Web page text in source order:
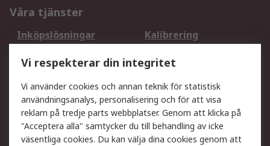
Våra tjänster
Inköpslösningar
Kalibrering
DesignSpark
Teknisk Support
Ditt lokala säljteam
Exportlösningar
Support
Få hjälp
Retur av varor
Vi respekterar din integritet
Vi använder cookies och annan teknik för statistisk
användningsanalys, personalisering och för att visa
reklam på tredje parts webbplatser. Genom att klicka på
"Acceptera alla" samtycker du till behandling av icke
väsentliga cookies. Du kan välja dina cookies genom att